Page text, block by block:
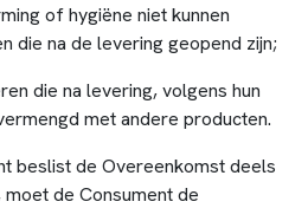
of hygiëne niet kunnen
die na de levering geopend zijn;
die na levering, volgens hun
met andere producten.
beslist de Overeenkomst deels
de Consument de